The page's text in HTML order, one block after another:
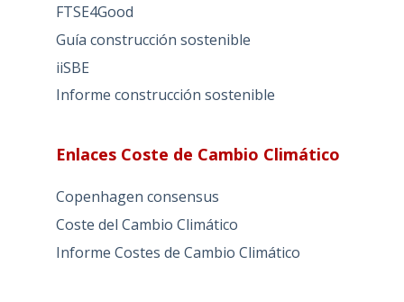
FTSE4Good
Guía construcción sostenible
iiSBE
Informe construcción sostenible
Enlaces Coste de Cambio Climático
Copenhagen consensus
Coste del Cambio Climático
Informe Costes de Cambio Climático